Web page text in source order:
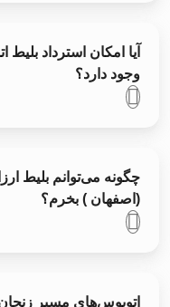
وجود دارد؟
(اصفهان ) بخرم؟